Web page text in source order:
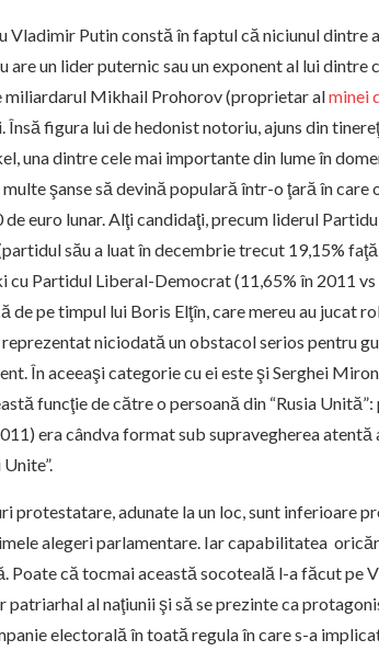
Vladimir Putin constă în faptul că niciunul dintre
are un lider puternic sau un exponent al lui dintre
miliardarul Mikhail Prohorov (proprietar alminei
figura lui de hedonist notoriu, ajuns din
una dintre cele mai importante din lume în
şanse să devină populară într-o ţară în care
euro lunar. Alţi candidaţi, precum liderul
său a luat în decembrie trecut 19,15%
cu Partidul Liberal-Democrat (11,65% în 2011 vs
de pe timpul lui Boris Elţîn, care mereu au jucat
niciodată un obstacol serios pentru
În aceeaşi categorie cu ei este şi Serghei
funcţie de către o persoană din “Rusia Unită”:
era cândva format sub supravegherea
protestatare, adunate la un loc, sunt inferioare
alegeri parlamentare. Iar capabilitatea
Poate că tocmai această socoteală l-a făcut pe
patriarhal al naţiunii şi să se prezinte ca
electorală în toată regula în care s-a